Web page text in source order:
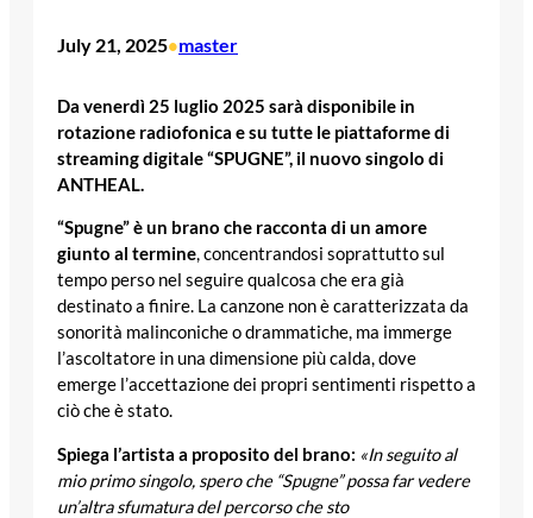
July 21, 2025•master
Da venerdì 25 luglio 2025 sarà disponibile in
rotazione radiofonica e su tutte le piattaforme di
streaming digitale “SPUGNE”, il nuovo singolo di
ANTHEAL.
“Spugne” è un brano che racconta di un amore
giunto al termine, concentrandosi soprattutto sul
tempo perso nel seguire qualcosa che era già
destinato a finire. La canzone non è caratterizzata da
sonorità malinconiche o drammatiche, ma immerge
l’ascoltatore in una dimensione più calda, dove
emerge l’accettazione dei propri sentimenti rispetto a
ciò che è stato.
Spiega l’artista a proposito del brano: «In seguito al
mio primo singolo, spero che “Spugne” possa far vedere
un’altra sfumatura del percorso che sto